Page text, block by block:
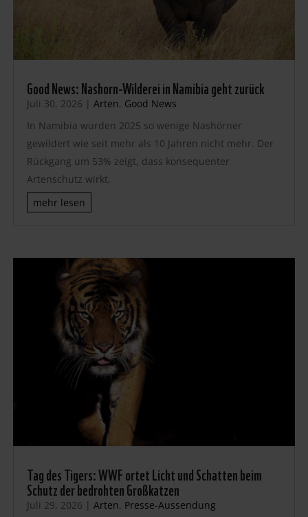
Good News: Nashorn-Wilderei in Namibia geht zurück
Juli 30, 2026 | Arten, Good News
In Namibia wurden 2025 so wenige Nashörner
gewildert wie seit mehr als 10 Jahren nicht mehr. Der
Rückgang um 53% zeigt, dass konsequenter
Artenschutz wirkt.
mehr lesen
Tag des Tigers: WWF ortet Licht und Schatten beim
Schutz der bedrohten Großkatzen
Juli 29, 2026 | Arten, Presse-Aussendung